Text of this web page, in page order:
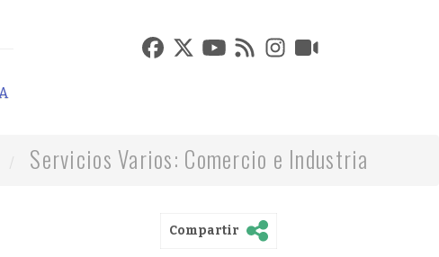
Servicios Varios: Comercio e Industria
Compartir